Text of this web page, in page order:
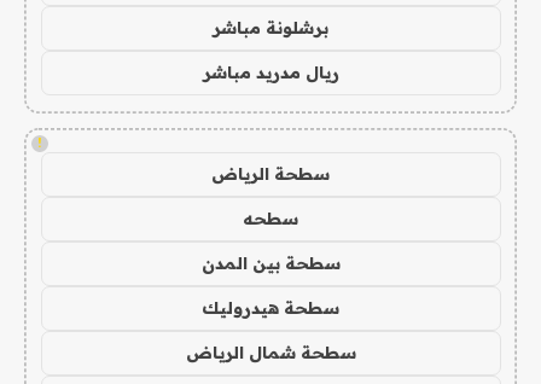
برشلونة مباشر
ريال مدريد مباشر
!
سطحة الرياض
سطحه
سطحة بين المدن
سطحة هيدروليك
سطحة شمال الرياض